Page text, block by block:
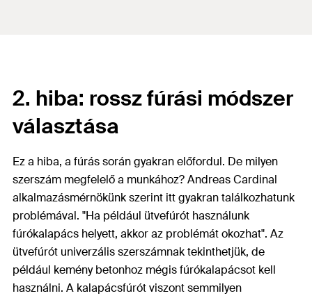
2. hiba: rossz fúrási módszer
választása
Ez a hiba, a fúrás során gyakran előfordul. De milyen
szerszám megfelelő a munkához? Andreas Cardinal
alkalmazásmérnökünk szerint itt gyakran találkozhatunk
problémával. "Ha például ütvefúrót használunk
fúrókalapács helyett, akkor az problémát okozhat". Az
ütvefúrót univerzális szerszámnak tekinthetjük, de
például kemény betonhoz mégis fúrókalapácsot kell
használni. A kalapácsfúrót viszont semmilyen